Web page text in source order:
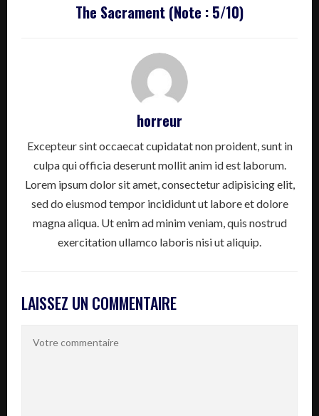
The Sacrament (Note : 5/10)
horreur
Excepteur sint occaecat cupidatat non proident, sunt in
culpa qui officia deserunt mollit anim id est laborum.
Lorem ipsum dolor sit amet, consectetur adipisicing elit,
sed do eiusmod tempor incididunt ut labore et dolore
magna aliqua. Ut enim ad minim veniam, quis nostrud
exercitation ullamco laboris nisi ut aliquip.
LAISSEZ UN COMMENTAIRE